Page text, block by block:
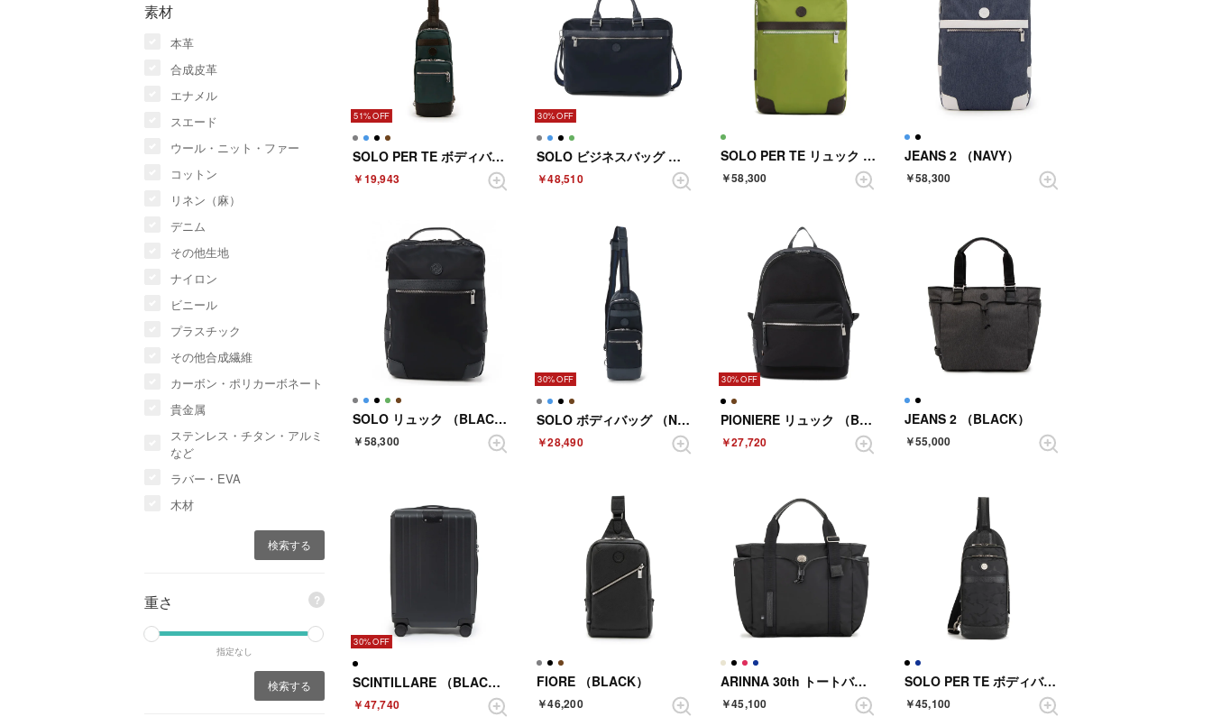
素材
本革
合成皮革
エナメル
スエード
ウール・ニット・ファー
コットン
リネン（麻）
デニム
その他生地
ナイロン
ビニール
プラスチック
その他合成繊維
カーボン・ポリカーボネート
貴金属
ステンレス・チタン・アルミ
など
ラバー・EVA
木材
重さ ?
指定なし
51%
SOLO PER TE ボディバッグ （SEABLUE）
￥19,943
30%
SOLO ビジネスバッグ （NAVY）
￥48,510
SOLO PER TE リュック （LEAF GREEN）
￥58,300
JEANS 2 （NAVY）
￥58,300
SOLO リュック （BLACK）
￥58,300
30%
SOLO ボディバッグ （NAVY）
￥28,490
30%
PIONIERE リュック （BLACK）
￥27,720
JEANS 2 （BLACK）
￥55,000
30%
SCINTILLARE （BLACK）
￥47,740
FIORE （BLACK）
￥46,200
ARINNA 30th トートバック （BLACK）
￥45,100
SOLO PER TE ボディバック （BLACK）
￥45,100